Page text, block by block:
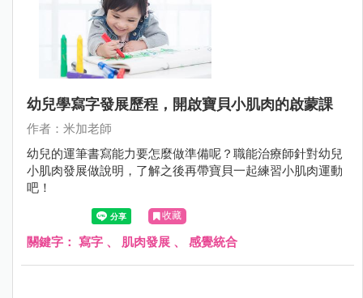
幼兒學寫字發展歷程，開啟寶貝小肌肉的啟蒙課
作者：米加老師
幼兒的運筆書寫能力要怎麼做準備呢？職能治療師針對幼兒
小肌肉發展做說明，了解之後再帶寶貝一起練習小肌肉運動
吧！
收藏
關鍵字： 寫字 、 肌肉發展 、 感覺統合